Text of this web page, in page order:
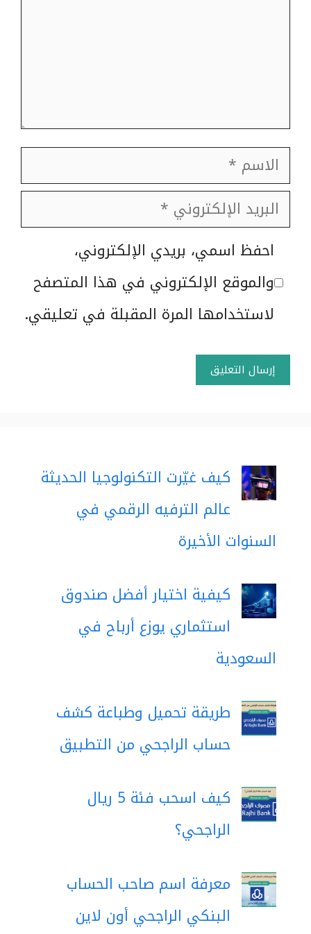
الاسم
البريد
الإلكتروني
الموقع
الإلكتروني
احفظ اسمي، بريدي الإلكتروني،
والموقع الإلكتروني في هذا المتصفح
لاستخدامها المرة المقبلة في تعليقي.
كيف غيّرت التكنولوجيا الحديثة
عالم الترفيه الرقمي في
السنوات الأخيرة
كيفية اختيار أفضل صندوق
استثماري يوزع أرباح في
السعودية
طريقة تحميل وطباعة كشف
حساب الراجحي من التطبيق
كيف اسحب فئة 5 ريال
الراجحي؟
معرفة اسم صاحب الحساب
البنكي الراجحي أون لاين